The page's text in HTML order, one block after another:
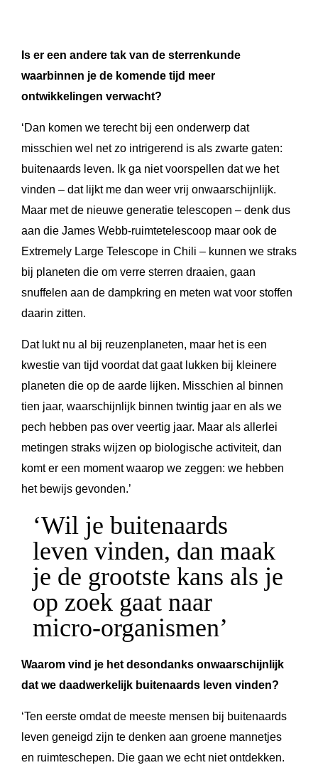
Is er een andere tak van de sterrenkunde
waarbinnen je de komende tijd meer
ontwikkelingen verwacht?
‘Dan komen we terecht bij een onderwerp dat
misschien wel net zo intrigerend is als zwarte gaten:
buitenaards leven. Ik ga niet voorspellen dat we het
vinden – dat lijkt me dan weer vrij onwaarschijnlijk.
Maar met de nieuwe generatie telescopen – denk dus
aan die James Webb-ruimtetelescoop maar ook de
Extremely Large Telescope in Chili – kunnen we straks
bij planeten die om verre sterren draaien, gaan
snuffelen aan de dampkring en meten wat voor stoffen
daarin zitten.
Dat lukt nu al bij reuzenplaneten, maar het is een
kwestie van tijd voordat dat gaat lukken bij kleinere
planeten die op de aarde lijken. Misschien al binnen
tien jaar, waarschijnlijk binnen twintig jaar en als we
pech hebben pas over veertig jaar. Maar als allerlei
metingen straks wijzen op biologische activiteit, dan
komt er een moment waarop we zeggen: we hebben
het bewijs gevonden.’
‘Wil je buitenaards
leven vinden, dan maak
je de grootste kans als je
op zoek gaat naar
micro-organismen’
Waarom vind je het desondanks onwaarschijnlijk
dat we daadwerkelijk buitenaards leven vinden?
‘Ten eerste omdat de meeste mensen bij buitenaards
leven geneigd zijn te denken aan groene mannetjes
en ruimteschepen. Die gaan we echt niet ontdekken.